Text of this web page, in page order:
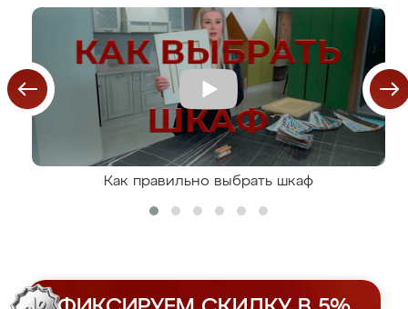
Как правильно выбрать шкаф